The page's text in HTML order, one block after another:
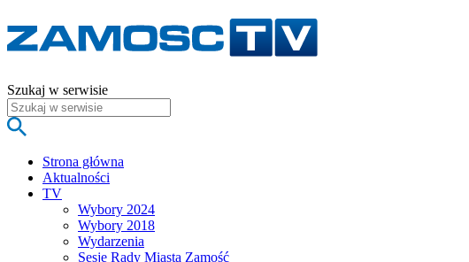
Szukaj w serwisie
Strona główna
Aktualności
TV
Wybory 2024
Wybory 2018
Wydarzenia
Sesje Rady Miasta Zamość